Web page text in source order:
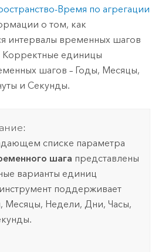
Время по агрегации
о том, как
интервалы временных шагов
Корректные единицы
шагов – Годы, Месяцы,
и Секунды.
списке параметра
шага представлены
варианты единиц
поддерживает
Месяцы, Недели, Дни, Часы,